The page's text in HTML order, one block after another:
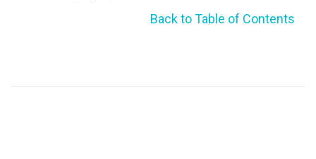
Back to Table of Contents